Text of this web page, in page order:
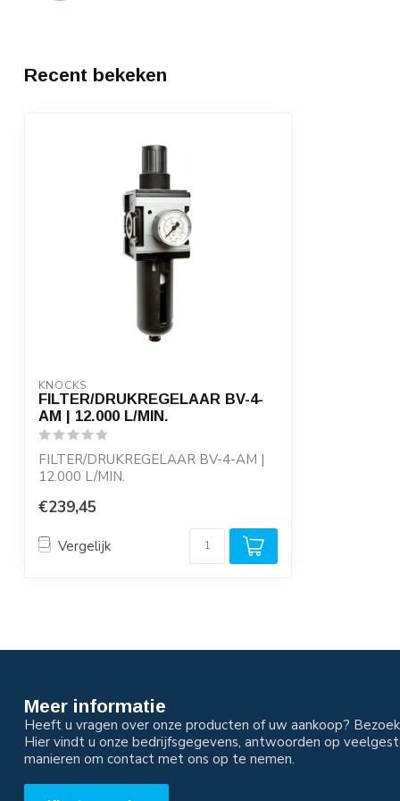
Recent bekeken
KNOCKS
FILTER/DRUKREGELAAR BV-4-
AM | 12.000 L/MIN.
FILTER/DRUKREGELAAR BV-4-AM |
12.000 L/MIN.
€239,45
Vergelijk
Meer informatie
Heeft u vragen over onze producten of uw aankoop?
Hier vindt u onze bedrijfsgegevens, antwoorden op
manieren om contact met ons op te nemen.